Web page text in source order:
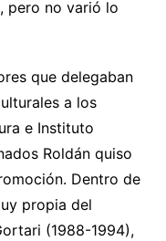
pero no varió lo
que delegaban
a los
e Instituto
Roldán quiso
Dentro de
propia del
(1988-1994),